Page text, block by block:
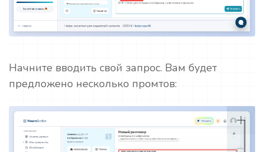
Начните вводить свой запрос. Вам будет
предложено несколько промтов: